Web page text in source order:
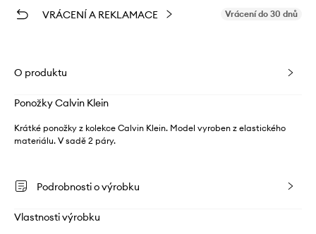
VRÁCENÍ A REKLAMACE Vrácení do 30 dnů
O produktu
Ponožky Calvin Klein
Krátké ponožky z kolekce Calvin Klein. Model vyroben z elastického
materiálu. V sadě 2 páry.
Podrobnosti o výrobku
Vlastnosti výrobku